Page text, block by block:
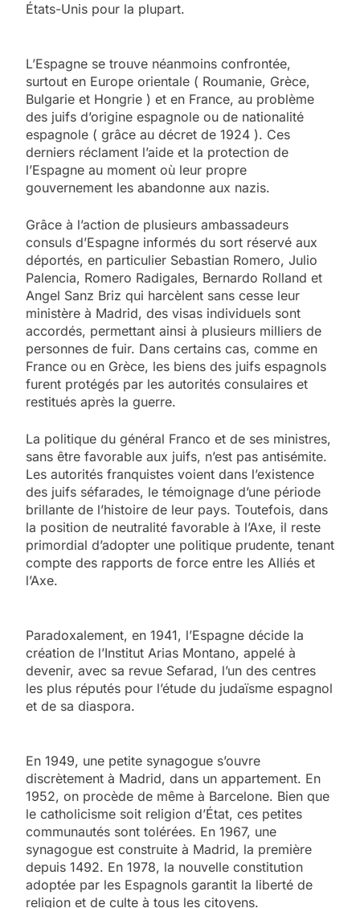
États-Unis pour la plupart.
L’Espagne se trouve néanmoins confrontée,
surtout en Europe orientale ( Roumanie, Grèce,
Bulgarie et Hongrie ) et en France, au problème
des juifs d’origine espagnole ou de nationalité
espagnole ( grâce au décret de 1924 ). Ces
derniers réclament l’aide et la protection de
l’Espagne au moment où leur propre
gouvernement les abandonne aux nazis.
Grâce à l’action de plusieurs ambassadeurs
consuls d’Espagne informés du sort réservé aux
déportés, en particulier Sebastian Romero, Julio
Palencia, Romero Radigales, Bernardo Rolland et
Angel Sanz Briz qui harcèlent sans cesse leur
ministère à Madrid, des visas individuels sont
accordés, permettant ainsi à plusieurs milliers de
personnes de fuir. Dans certains cas, comme en
France ou en Grèce, les biens des juifs espagnols
furent protégés par les autorités consulaires et
restitués après la guerre.
La politique du général Franco et de ses ministres,
sans être favorable aux juifs, n’est pas antisémite.
Les autorités franquistes voient dans l’existence
des juifs séfarades, le témoignage d’une période
brillante de l’histoire de leur pays. Toutefois, dans
la position de neutralité favorable à l’Axe, il reste
primordial d’adopter une politique prudente, tenant
compte des rapports de force entre les Alliés et
l’Axe.
Paradoxalement, en 1941, l’Espagne décide la
création de l’Institut Arias Montano, appelé à
devenir, avec sa revue Sefarad, l’un des centres
les plus réputés pour l’étude du judaïsme espagnol
et de sa diaspora.
En 1949, une petite synagogue s’ouvre
discrètement à Madrid, dans un appartement. En
1952, on procède de même à Barcelone. Bien que
le catholicisme soit religion d’État, ces petites
communautés sont tolérées. En 1967, une
synagogue est construite à Madrid, la première
depuis 1492. En 1978, la nouvelle constitution
adoptée par les Espagnols garantit la liberté de
religion et de culte à tous les citoyens.